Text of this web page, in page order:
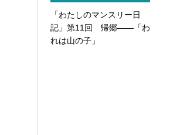
「わたしのマンスリー日
記」第11回 帰郷――「わ
れは山の子」